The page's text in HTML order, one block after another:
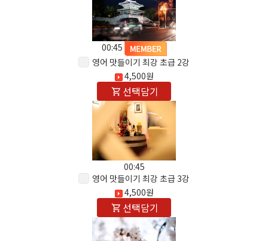
00:45
영어 맛들이기 최강 초급 2강
4,500원
선택담기
00:45
영어 맛들이기 최강 초급 3강
4,500원
선택담기